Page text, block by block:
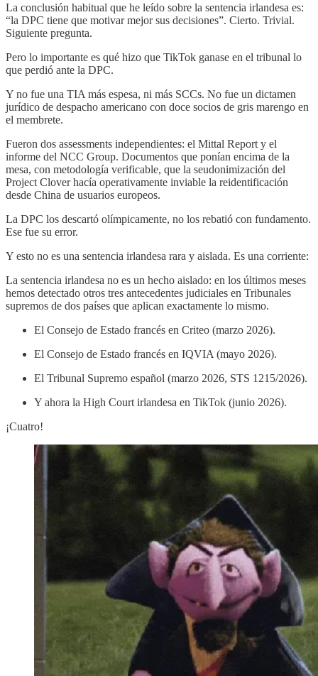
La conclusión habitual que he leído sobre la sentencia irlandesa es:
“la DPC tiene que motivar mejor sus decisiones”. Cierto. Trivial.
Siguiente pregunta.
Pero lo importante es qué hizo que TikTok ganase en el tribunal lo
que perdió ante la DPC.
Y no fue una TIA más espesa, ni más SCCs. No fue un dictamen
jurídico de despacho americano con doce socios de gris marengo en
el membrete.
Fueron dos assessments independientes: el Mittal Report y el
informe del NCC Group. Documentos que ponían encima de la
mesa, con metodología verificable, que la seudonimización del
Project Clover hacía operativamente inviable la reidentificación
desde China de usuarios europeos.
La DPC los descartó olímpicamente, no los rebatió con fundamento.
Ese fue su error.
Y esto no es una sentencia irlandesa rara y aislada. Es una corriente:
La sentencia irlandesa no es un hecho aislado: en los últimos meses
hemos detectado otros tres antecedentes judiciales en Tribunales
supremos de dos países que aplican exactamente lo mismo.
El Consejo de Estado francés en Criteo (marzo 2026).
El Consejo de Estado francés en IQVIA (mayo 2026).
El Tribunal Supremo español (marzo 2026, STS 1215/2026).
Y ahora la High Court irlandesa en TikTok (junio 2026).
¡Cuatro!